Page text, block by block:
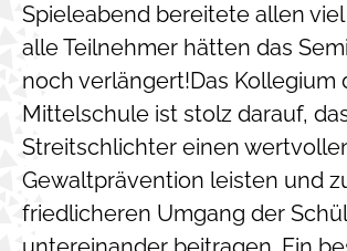
Spieleabend bereitete allen
alle Teilnehmer hätten das
noch verlängert!Das Kollegium
Mittelschule ist stolz darauf,
Streitschlichter einen
Gewaltprävention leisten und
friedlicheren Umgang der